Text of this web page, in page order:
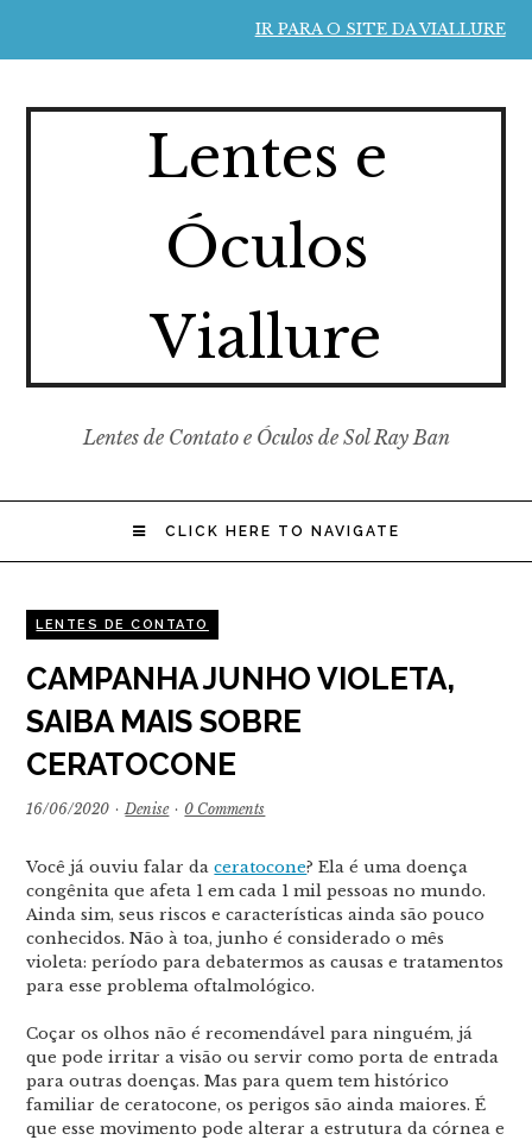
IR PARA O SITE DA VIALLURE
Lentes e
Óculos
Viallure
Lentes de Contato e Óculos de Sol Ray Ban
CLICK HERE TO NAVIGATE
LENTES DE CONTATO
CAMPANHA JUNHO VIOLETA,
SAIBA MAIS SOBRE
CERATOCONE
16/06/2020 · Denise · 0 Comments
Você já ouviu falar daceratocone? Ela é uma doença
congênita que afeta 1 em cada 1 mil pessoas no mundo.
Ainda sim, seus riscos e características ainda são pouco
conhecidos. Não à toa, junho é considerado o mês
violeta: período para debatermos as causas e tratamentos
para esse problema oftalmológico.
Coçar os olhos não é recomendável para ninguém, já
que pode irritar a visão ou servir como porta de entrada
para outras doenças. Mas para quem tem histórico
familiar de ceratocone, os perigos são ainda maiores. É
que esse movimento pode alterar a estrutura da córnea e